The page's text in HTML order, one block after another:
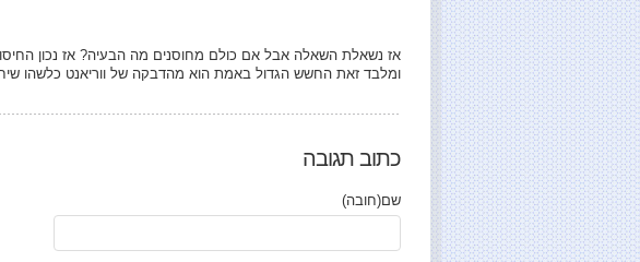
ומלבד זאת החשש הגדול באמת הוא מהדבקה של ווריאנט כלשהו
כתוב תגובה
שם(חובה)